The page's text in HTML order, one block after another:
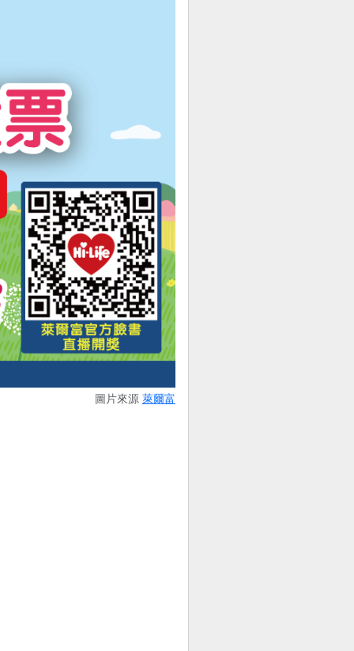
圖片來源 萊爾富